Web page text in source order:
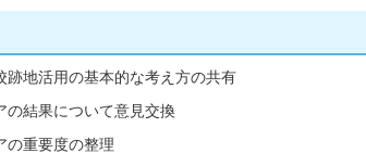
跡地活用の基本的な考え方の共有
の結果について意見交換
の重要度の整理